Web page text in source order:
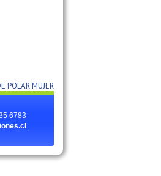
POLAR MUJER
6783